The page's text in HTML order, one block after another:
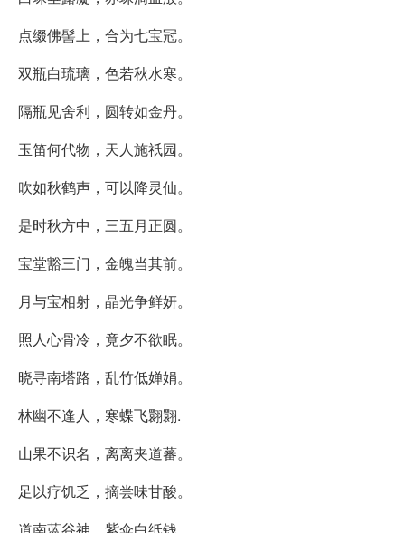
点缀佛髻上，合为七宝冠。
双瓶白琉璃，色若秋水寒。
隔瓶见舍利，圆转如金丹。
玉笛何代物，天人施祇园。
吹如秋鹤声，可以降灵仙。
是时秋方中，三五月正圆。
宝堂豁三门，金魄当其前。
月与宝相射，晶光争鲜妍。
照人心骨冷，竟夕不欲眠。
晓寻南塔路，乱竹低婵娟。
林幽不逢人，寒蝶飞翾翾.
山果不识名，离离夹道蕃。
足以疗饥乏，摘尝味甘酸。